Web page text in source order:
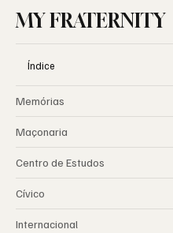
MY FRATERNITY
Índice
Memórias
Maçonaria
Centro de Estudos
Cívico
Internacional